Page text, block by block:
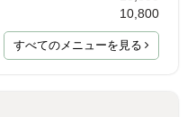
10,800
すべてのメニューを見る